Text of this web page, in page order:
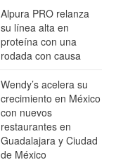
Alpura PRO relanza
su línea alta en
proteína con una
rodada con causa
Wendy’s acelera su
crecimiento en México
con nuevos
restaurantes en
Guadalajara y Ciudad
de México